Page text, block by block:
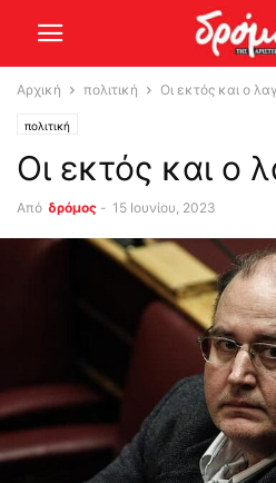
Αρχική πολιτική Οι εκτός και ο
πολιτική
Οι εκτός και ο
Από δρόμος - 15 Ιουνίου, 2023